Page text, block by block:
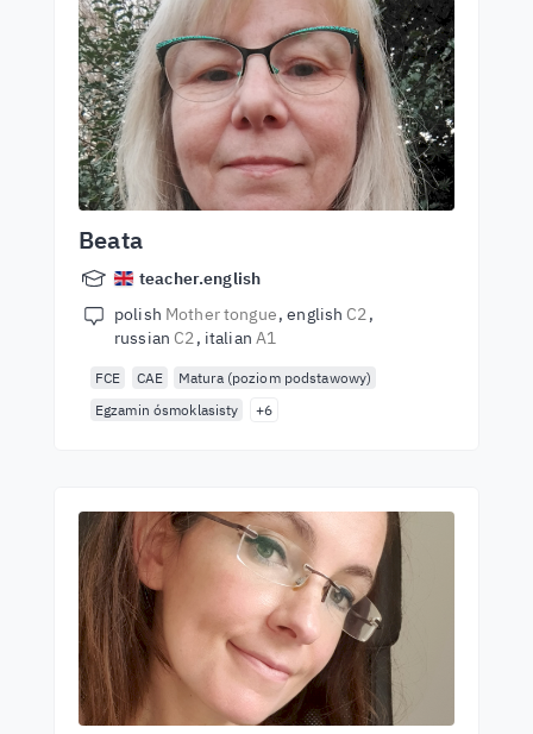
Beata
teacher.english
polish Mother tongue english C2
russian C2 italian A1
FCE CAE
Matura (poziom podstawowy)
Egzamin ósmoklasisty
+6